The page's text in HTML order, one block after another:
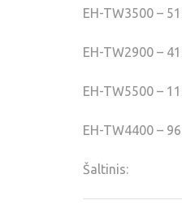
EH-TW3500 –
EH-TW2900 –
EH-TW5500 –
EH-TW4400 –
Šaltinis: